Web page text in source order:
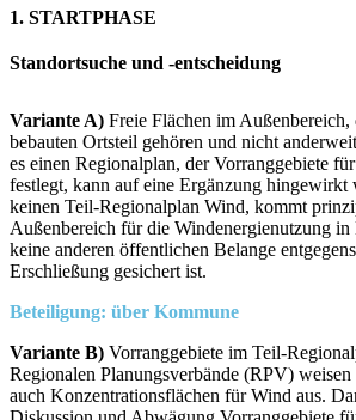
1. STARTPHASE
Standortsuche und -entscheidung
Variante A) Freie Flächen im
bebauten Ortsteil gehören und nicht
es einen Regionalplan, der Vorranggebiete
festlegt, kann auf eine Ergänzung hingewirkt
keinen Teil-Regionalplan Wind, kommt
Außenbereich für die Windenergienutzung in
keine anderen öffentlichen Belange
Erschließung gesichert ist.
Beteiligung: über Kommune
Variante B) Vorranggebiete im Teil-
Regionalen Planungsverbände (RPV) weisen
auch Konzentrationsflächen für Wind aus.